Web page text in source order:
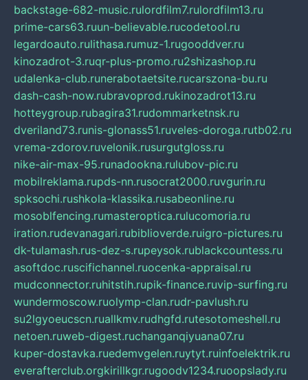
backstage-682-music.rulordfilm7.rulordfilm13.ru
prime-cars63.ruun-believable.rucodetool.ru
legardoauto.rulithasa.rumuz-1.rugooddver.ru
kinozadrot-3.ruqr-plus-promo.ru2shizashop.ru
udalenka-club.runerabotaetsite.rucarszona-bu.ru
dash-cash-now.rubravoprod.rukinozadrot13.ru
hotteygroup.rubagira31.rudommarketnsk.ru
dveriland73.runis-glonass51.ruveles-doroga.rutb02.ru
vrema-zdorov.ruvelonik.rusurgutgloss.ru
nike-air-max-95.runadookna.rulubov-pic.ru
mobilreklama.rupds-nn.rusocrat2000.ruvgurin.ru
spksochi.rushkola-klassika.rusabeonline.ru
mosoblfencing.rumasteroptica.rulucomoria.ru
iration.rudevanagari.rubiblioverde.ruigro-pictures.ru
dk-tulamash.rus-dez-s.rupeysok.rublackcountess.ru
asoftdoc.ruscifichannel.ruocenka-appraisal.ru
mudconnector.ruhitstih.rupik-finance.ruvip-surfing.ru
wundermoscow.ruolymp-clan.rudr-pavlush.ru
su2lgyoeucscn.ruallkmv.rudhgfd.rutesotomeshell.ru
netoen.ruweb-digest.ruchanganqiyuana07.ru
kuper-dostavka.ruedemvgelen.ruytyt.ruinfoelektrik.ru
everafterclub.orgkirillkgr.rugoodv1234.ruoopslady.ru